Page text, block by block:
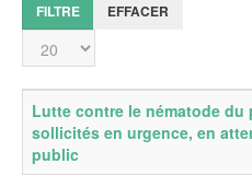
FILTRE EFFACER
Affichage #
Titre Date de publication
Lutte contre le nématode
sollicités en urgence, en
public